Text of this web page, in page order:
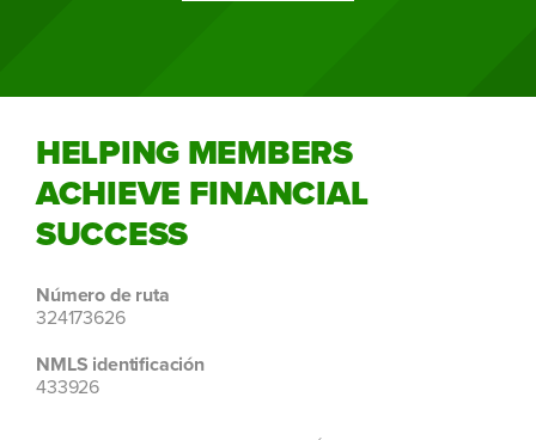
HELPING MEMBERS
ACHIEVE FINANCIAL
SUCCESS
Número de ruta
324173626
NMLS identificación
433926